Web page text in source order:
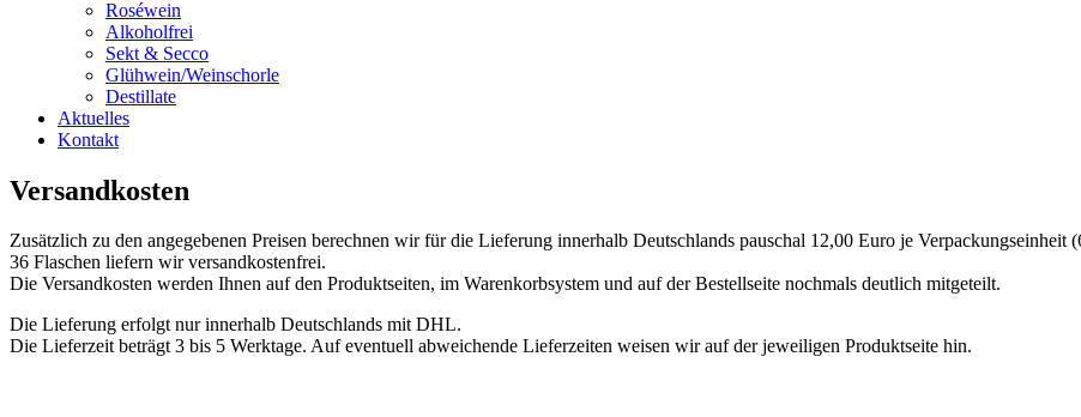
Roséwein
Alkoholfrei
Sekt & Secco
Glühwein/Weinschorle
Destillate
Aktuelles
Kontakt
Versandkosten
Zusätzlich zu den angegebenen Preisen berechnen wir für die Lieferung innerhalb Deutschlands pauschal 12,00 Euro je
36 Flaschen liefern wir versandkostenfrei.
Die Versandkosten werden Ihnen auf den Produktseiten, im Warenkorbsystem und auf der Bestellseite nochmals deutlich mitgeteilt.
Die Lieferung erfolgt nur innerhalb Deutschlands mit DHL.
Die Lieferzeit beträgt 3 bis 5 Werktage. Auf eventuell abweichende Lieferzeiten weisen wir auf der jeweiligen Produktseite hin.